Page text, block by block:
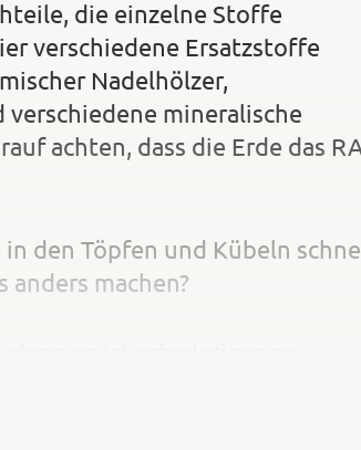
die einzelne Stoffe
verschiedene Ersatzstoffe
Nadelhölzer,
verschiedene mineralische
achten, dass die Erde das
den Töpfen und Kübeln
machen?